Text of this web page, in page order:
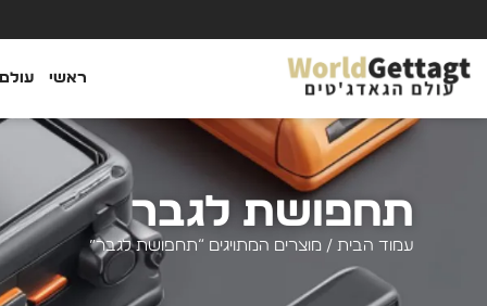
ראשי
תחפושת לגבר
עמוד הבית / מוצרים המתויגים “תחפושת לגבר”